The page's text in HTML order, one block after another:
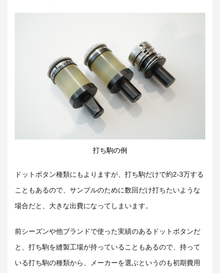
打ち駒の例
ドットボタン種類にもよりますが、打ち駒だけで約2-3万する
こともあるので、サンプルのために数回だけ打ちたいような
場合だと、大きな出費になってしまいます。
前シーズンや他ブランドで使った実績のあるドットボタンだ
と、打ち駒を縫製工場が持っていることもあるので、持って
いる打ち駒の種類から、メーカーを選ぶというのも初期費用